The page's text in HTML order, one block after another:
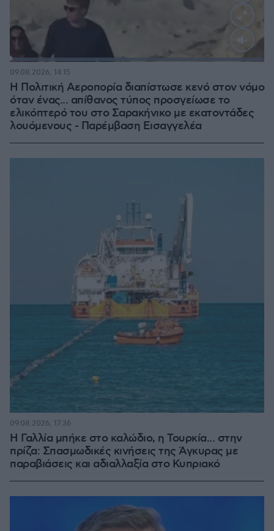
Loaded:
Η Πολιτική Αεροπορία διαπίστωσε κενό στον νόμο
όταν ένας... απίθανος τύπος προσγείωσε το
ελικόπτερό του στο Σαρακήνικο με εκατοντάδες
λουόμενους - Παρέμβαση Εισαγγελέα
09.08.2026, 14:15
Η Γαλλία μπήκε στο καλώδιο, η Τουρκία... στην
πρίζα: Σπασμωδικές κινήσεις της Άγκυρας με
παραβιάσεις και αδιαλλαξία στο Κυπριακό
09.08.2026, 17:36